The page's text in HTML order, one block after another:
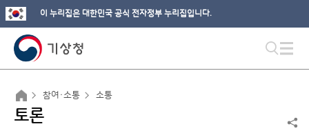
이 누리집은 대한민국 공식 전자정부 누리집입니다.
참여·소통 소통
토론